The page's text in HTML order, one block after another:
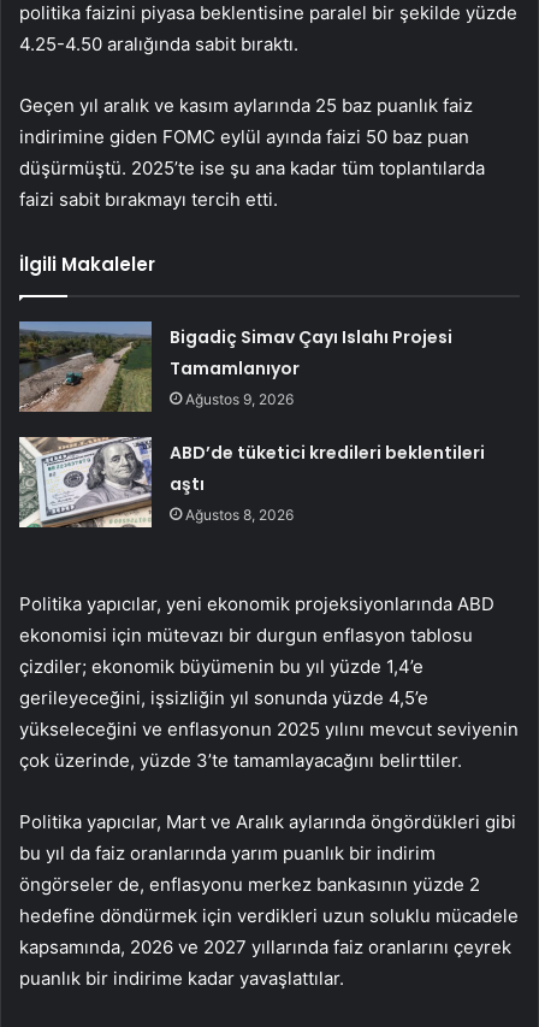
politika faizini piyasa beklentisine paralel bir şekilde yüzde
4.25-4.50 aralığında sabit bıraktı.
Geçen yıl aralık ve kasım aylarında 25 baz puanlık faiz
indirimine giden FOMC eylül ayında faizi 50 baz puan
düşürmüştü. 2025’te ise şu ana kadar tüm toplantılarda
faizi sabit bırakmayı tercih etti.
İlgili Makaleler
Bigadiç Simav Çayı Islahı Projesi
Tamamlanıyor
Ağustos 9, 2026
ABD’de tüketici kredileri beklentileri
aştı
Ağustos 8, 2026
Politika yapıcılar, yeni ekonomik projeksiyonlarında ABD
ekonomisi için mütevazı bir durgun enflasyon tablosu
çizdiler; ekonomik büyümenin bu yıl yüzde 1,4’e
gerileyeceğini, işsizliğin yıl sonunda yüzde 4,5’e
yükseleceğini ve enflasyonun 2025 yılını mevcut seviyenin
çok üzerinde, yüzde 3’te tamamlayacağını belirttiler.
Politika yapıcılar, Mart ve Aralık aylarında öngördükleri gibi
bu yıl da faiz oranlarında yarım puanlık bir indirim
öngörseler de, enflasyonu merkez bankasının yüzde 2
hedefine döndürmek için verdikleri uzun soluklu mücadele
kapsamında, 2026 ve 2027 yıllarında faiz oranlarını çeyrek
puanlık bir indirime kadar yavaşlattılar.